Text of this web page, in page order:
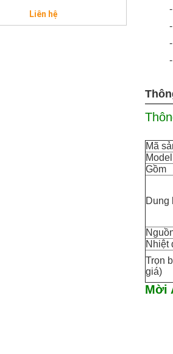
Liên hệ
Mã
Model
Gồm
Dung
Nhiệt
Trọn
giá)
Mời